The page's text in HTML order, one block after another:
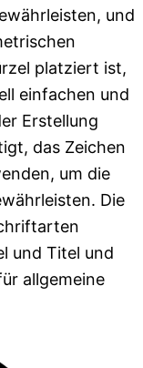
und
platziert ist,
einfachen und
Erstellung
das Zeichen
um die
Die
und Titel und
allgemeine